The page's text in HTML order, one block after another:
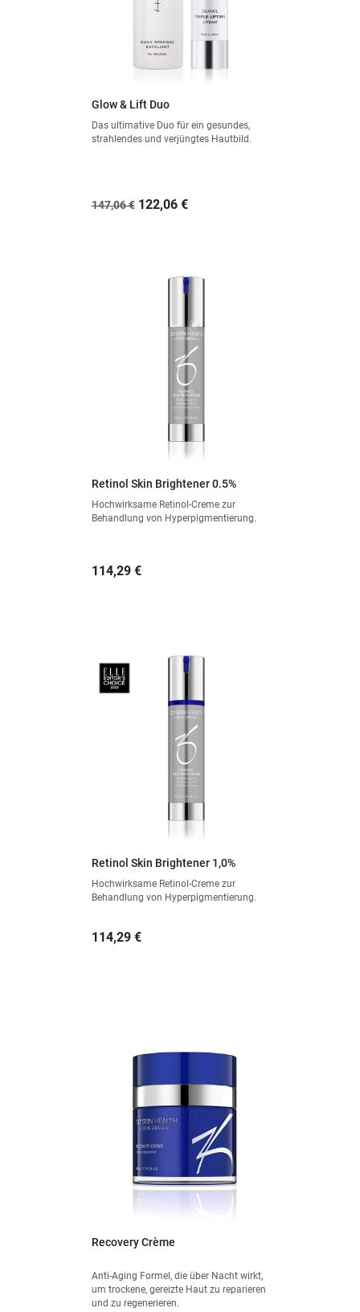
Glow & Lift Duo
Das ultimative Duo für ein gesundes,
strahlendes und verjüngtes Hautbild.
Verkaufspreis
147,06 € Preis
122,06 €
Retinol Skin Brightener 0.5%
Hochwirksame Retinol-Creme zur
Behandlung von Hyperpigmentierung.
Preis
114,29 €
Retinol Skin Brightener 1,0%
Hochwirksame Retinol-Creme zur
Behandlung von Hyperpigmentierung.
Preis
114,29 €
Recovery Crème
Anti-Aging Formel, die über Nacht wirkt,
um trockene, gereizte Haut zu reparieren
und zu regenerieren.